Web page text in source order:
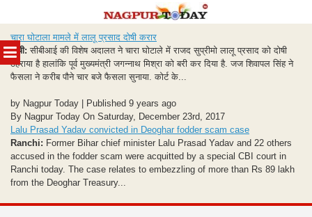
MENU
to
content
चारा घोटाला मामले में लालू प्रसाद दोषी करार
रांची: सीबीआई की विशेष अदालत ने चारा घोटाले में राजद सुप्रीमो लालू प्रसाद को दोषी
ठहराया है हालांकि पूर्व मुख्यमंत्री जगन्नाथ मिश्रा को बरी कर दिया है. जज शिवापल सिंह ने
फैसला ने करीब पौने चार बजे फैसला सुनाया. कोर्ट के...
by Nagpur Today | Published 9 years ago
By Nagpur Today On Saturday, December 23rd, 2017
Lalu Prasad Yadav convicted in Deoghar fodder scam case
Ranchi: Former Bihar chief minister Lalu Prasad Yadav and 22 others
accused in the fodder scam were acquitted by a special CBI court in
Ranchi today. The case relates to embezzling of more than Rs 89 lakh
from the Deoghar Treasury...